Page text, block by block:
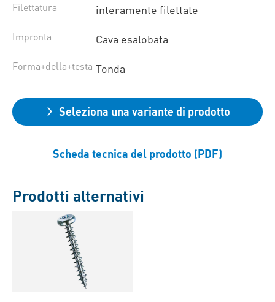
Filettatura interamente filettate
Impronta Cava esalobata
Forma+della+testa Tonda
Seleziona una variante di prodotto
Scheda tecnica del prodotto (PDF)
Prodotti alternativi